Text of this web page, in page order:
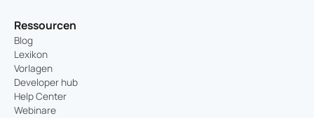
Ressourcen
Blog
Lexikon
Vorlagen
Developer hub
Help Center
Webinare